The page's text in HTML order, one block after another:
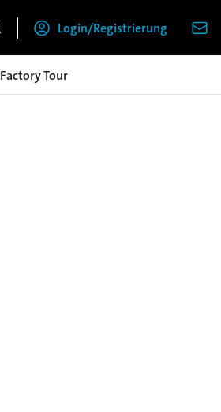
Login/Registrierung
Factory Tour